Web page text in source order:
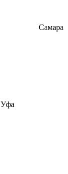
Самара
Уфа